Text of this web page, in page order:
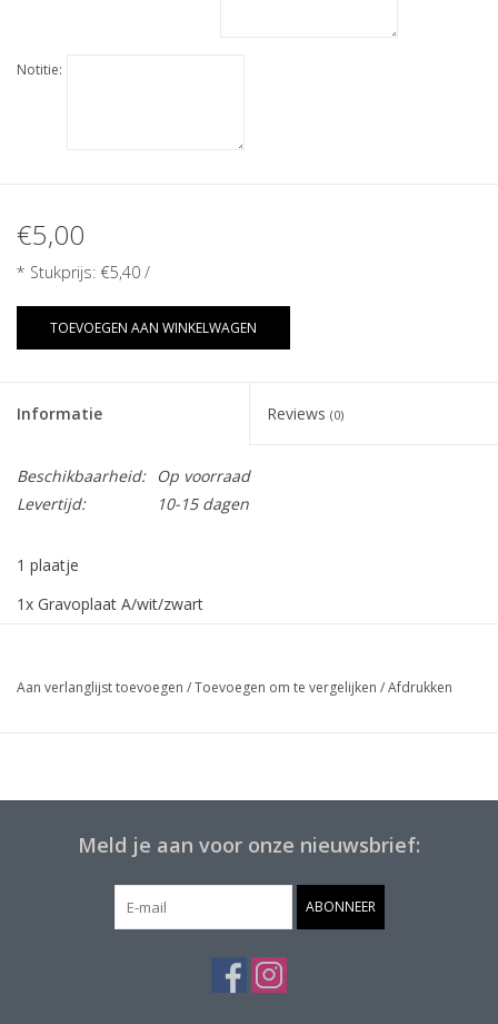
Notitie:
€5,00
* Stukprijs: €5,40 /
TOEVOEGEN AAN WINKELWAGEN
Informatie Reviews (0)
Beschikbaarheid:
Op voorraad
Levertijd:
10-15 dagen
1 plaatje
1x Gravoplaat A/wit/zwart
Aan verlanglijst toevoegen /Toevoegen om te vergelijken /Afdrukken
Meld je aan voor onze nieuwsbrief:
ABONNEER